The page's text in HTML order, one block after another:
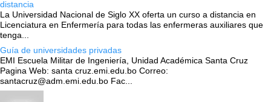
distancia
La Universidad Nacional de Siglo XX oferta un curso a distancia en
Licenciatura en Enfermería para todas las enfermeras auxiliares que
tenga...
Guía de universidades privadas
EMI Escuela Militar de Ingeniería, Unidad Académica Santa Cruz
Pagina Web: santa cruz.emi.edu.bo Correo:
santacruz@adm.emi.edu.bo Fac...